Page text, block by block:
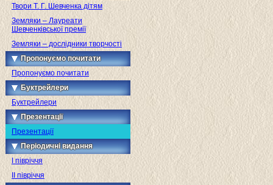
Твори Т. Г. Шевченка дітям
Земляки – Лауреати
Шевченківської премії
Земляки – дослідники творчості
Пропонуємо почитати
Пропонуємо почитати
Буктрейлери
Буктрейлери
Презентації
Презентації
Періодичні видання
I півріччя
II півріччя